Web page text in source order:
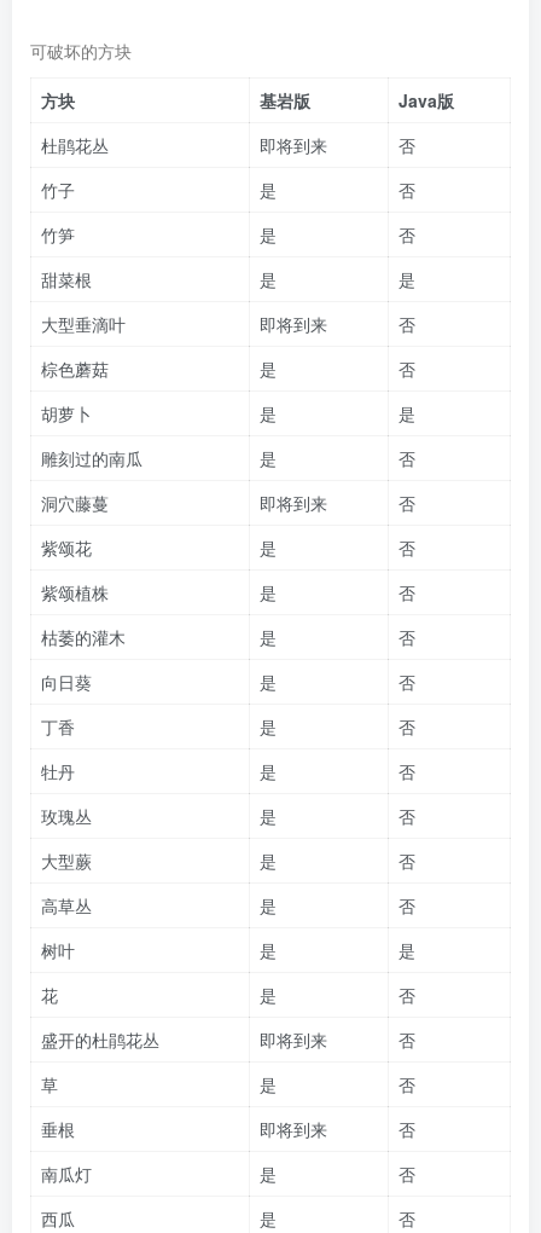
可破坏的方块
方块 基岩版
Java版
杜鹃花丛
即将到来
否
竹子
是
否
竹笋
是
否
甜菜根
是
是
大型垂滴叶
即将到来
否
棕色蘑菇
是
否
胡萝卜
是
是
雕刻过的南瓜
是
否
洞穴藤蔓
即将到来
否
紫颂花
是
否
紫颂植株
是
否
枯萎的灌木
是
否
向日葵
是
否
丁香
是
否
牡丹
是
否
玫瑰丛
是
否
大型蕨
是
否
高草丛
是
否
树叶
是
是
花
是
否
盛开的杜鹃花丛
即将到来
否
草
是
否
垂根
即将到来
否
南瓜灯
是
否
西瓜
是
否